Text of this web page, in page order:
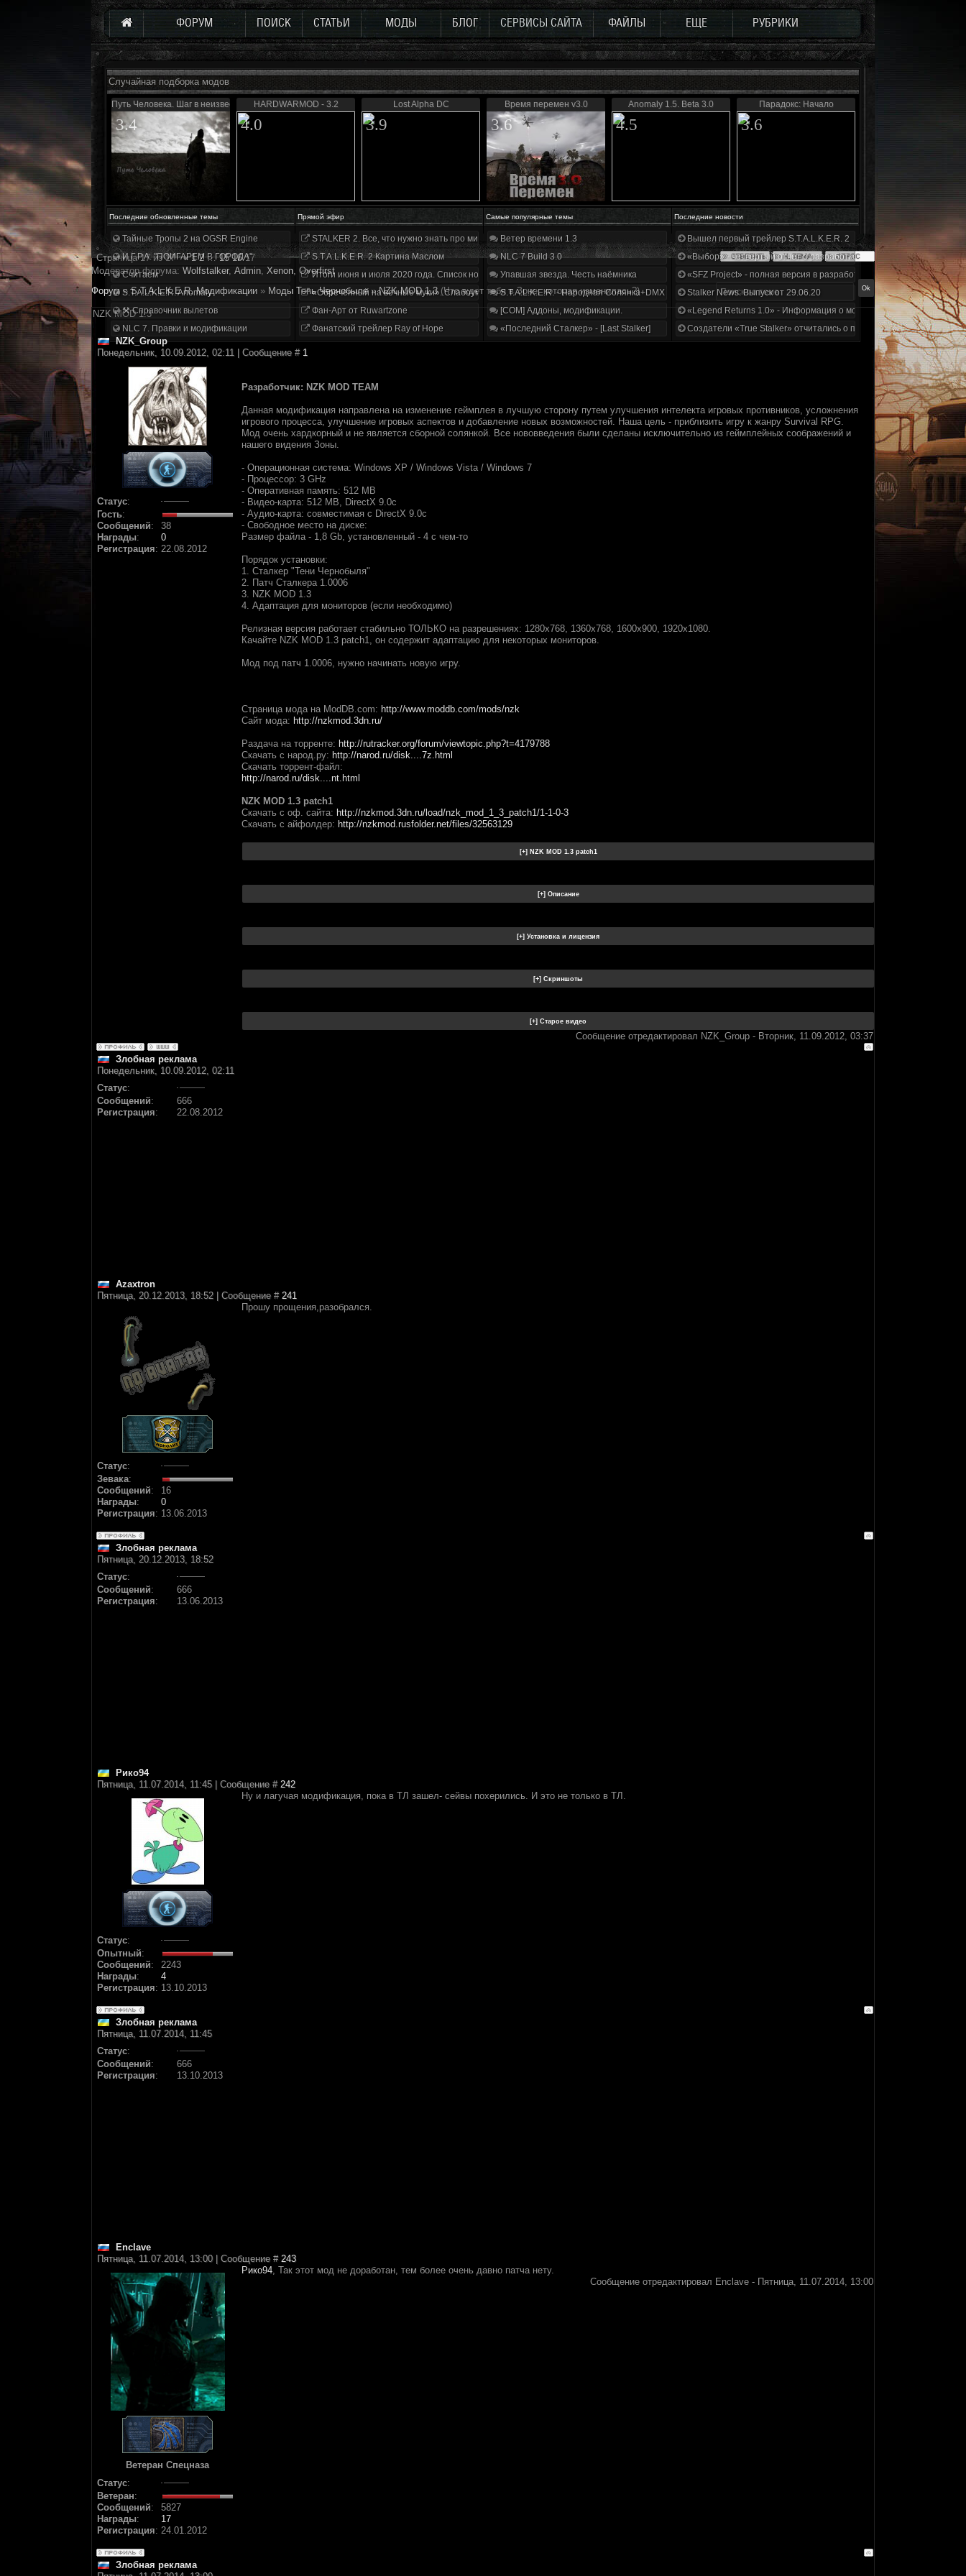
ФОРУМ ПОИСК СТАТЬИ МОДЫ БЛОГ СЕРВИСЫ САЙТА ФАЙЛЫ ЕЩЕ РУБРИКИ
Случайная подборка модов
Путь Человека. Шаг в неизвестность. Дежавю
3.4
HARDWARMOD - 3.2
4.0
Lost Alpha DC
3.9
Время перемен v3.0
3.6
Anomaly 1.5. Beta 3.0
4.5
Парадокс: Начало
3.6
Последние обновленные темы Прямой эфир Самые популярные темы Последние новости
Тайные Тропы 2 на OGSR Engine
И.Г.Р.А. "ПОИГАРЕМ В ГОРОДА"
Считаем
S.T.A.L.K.E.R. Anomaly
⚒ Справочник вылетов
NLC 7. Правки и модификации
STALKER 2. Все, что нужно знать про мир, геймплей и сюжет | Разбор трейлера
S.T.A.L.K.E.R. 2 Картина Маслом
Итоги июня и июля 2020 года. Список нововведений
«Обречённый на вечные муки». Слабоумие и отвага
Фан-Арт от Ruwartzone
Фанатский трейлер Ray of Hope
Ветер времени 1.3
NLC 7 Build 3.0
Упавшая звезда. Честь наёмника
S.T.A.L.K.E.R. - Народная Солянка+DMX 1.3.5.ООП.МА.К.
[COM] Аддоны, модификации.
«Последний Сталкер» - [Last Stalker]
Вышел первый трейлер S.T.A.L.K.E.R. 2
«Выбор» - четвертый отчет о разработке!
«SFZ Project» - полная версия в разработке!
Stalker News. Выпуск от 29.06.20
«Legend Returns 1.0» - Информация о моде за июнь 2020
Создатели «True Stalker» отчитались о проделанной работе
Страница17из17 « 1 2 … 15 16 17
Модератор форума: Wolfstalker, Аdmin, Xenon, Overfirst
Форум » S.T.A.L.K.E.R. Модификации » Моды Тень Чернобыля » NZK MOD 1.3 (Что ждет тебя в Зоне, которая изменилась?)
NZK MOD 1.3
NZK_Group
Понедельник, 10.09.2012, 02:11 | Сообщение # 1
Статус:
Гость:
Сообщений:
38
Награды:
0
Регистрация: 22.08.2012
Разработчик: NZK MOD TEAM
Данная модификация направлена на изменение геймплея в лучшую сторону путем улучшения интелекта игровых противников, усложнения
игрового процесса, улучшение игровых аспектов и добавление новых возможностей. Наша цель - приблизить игру к жанру Survival RPG.
Мод очень хардкорный и не является сборной солянкой. Все нововведения были сделаны исключительно из геймплейных соображений и
нашего видения Зоны.
- Операционная система: Windows XP / Windows Vista / Windows 7
- Процессор: 3 GHz
- Оперативная память: 512 MB
- Видео-карта: 512 MB, DirectX 9.0c
- Аудио-карта: совместимая с DirectX 9.0c
- Свободное место на диске:
Размер файла - 1,8 Gb, установленный - 4 с чем-то
Порядок установки:
1. Сталкер "Тени Чернобыля"
2. Патч Сталкера 1.0006
3. NZK MOD 1.3
4. Адаптация для мониторов (если необходимо)
Релизная версия работает стабильно ТОЛЬКО на разрешениях: 1280х768, 1360х768, 1600х900, 1920х1080.
Качайте NZK MOD 1.3 patch1, он содержит адаптацию для некоторых мониторов.
Мод под патч 1.0006, нужно начинать новую игру.
Страница мода на ModDB.com: http://www.moddb.com/mods/nzk
Сайт мода: http://nzkmod.3dn.ru/
Раздача на торренте: http://rutracker.org/forum/viewtopic.php?t=4179788
Скачать с народ.ру: http://narod.ru/disk....7z.html
Скачать торрент-файл:
http://narod.ru/disk....nt.html
NZK MOD 1.3 patch1
Скачать с оф. сайта: http://nzkmod.3dn.ru/load/nzk_mod_1_3_patch1/1-1-0-3
Скачать с айфолдер: http://nzkmod.rusfolder.net/files/32563129
Сообщение отредактировал NZK_Group - Вторник, 11.09.2012, 03:37
Злобная реклама
Понедельник, 10.09.2012, 02:11
Статус:
Сообщений:
666
Регистрация: 22.08.2012
Azaxtron
Пятница, 20.12.2013, 18:52 | Сообщение # 241
Статус:
Зевака:
Сообщений:
16
Награды:
0
Регистрация: 13.06.2013
Прошу прощения,разобрался.
Злобная реклама
Пятница, 20.12.2013, 18:52
Статус:
Сообщений:
666
Регистрация: 13.06.2013
Рико94
Пятница, 11.07.2014, 11:45 | Сообщение # 242
Статус:
Опытный:
Сообщений:
2243
Награды:
4
Регистрация: 13.10.2013
Ну и лагучая модификация, пока в ТЛ зашел- сейвы похерились. И это не только в ТЛ.
Злобная реклама
Пятница, 11.07.2014, 11:45
Статус:
Сообщений:
666
Регистрация: 13.10.2013
Enclave
Пятница, 11.07.2014, 13:00 | Сообщение # 243
Ветеран Спецназа
Статус:
Ветеран:
Сообщений:
5827
Награды:
17
Регистрация: 24.01.2012
Рико94, Так этот мод не доработан, тем более очень давно патча нету.
Сообщение отредактировал Enclave - Пятница, 11.07.2014, 13:00
Злобная реклама